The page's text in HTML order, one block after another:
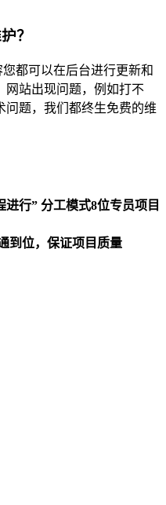
？
都可以在后台进行更新和
网站出现问题，例如打不
问题，我们都终生免费的维
行” 分工模式8位专员项目
到位，保证项目质量